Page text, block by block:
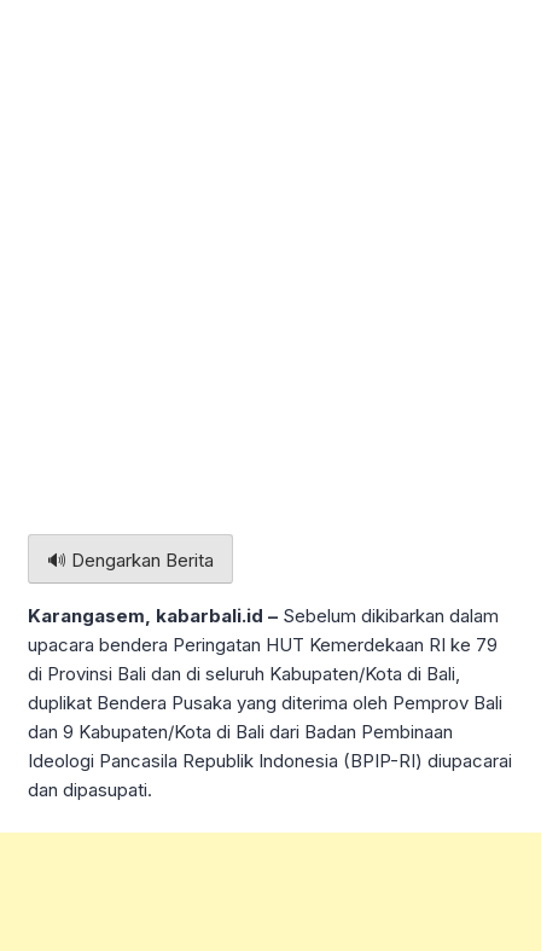
🔊 Dengarkan Berita
Karangasem, kabarbali.id – Sebelum dikibarkan dalam
upacara bendera Peringatan HUT Kemerdekaan RI ke 79
di Provinsi Bali dan di seluruh Kabupaten/Kota di Bali,
duplikat Bendera Pusaka yang diterima oleh Pemprov Bali
dan 9 Kabupaten/Kota di Bali dari Badan Pembinaan
Ideologi Pancasila Republik Indonesia (BPIP-RI) diupacarai
dan dipasupati.